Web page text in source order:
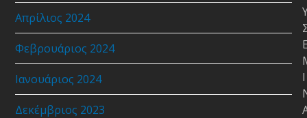
Απρίλιος 2024
Φεβρουάριος 2024
Ιανουάριος 2024
Δεκέμβριος 2023
Ι